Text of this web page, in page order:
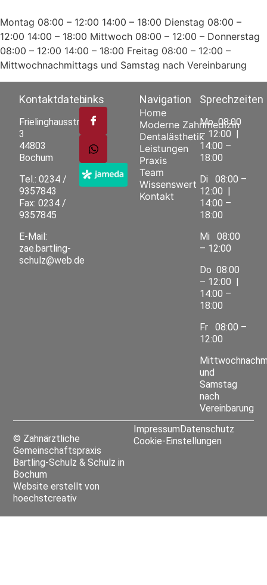
Montag 08:00 – 12:00 14:00 – 18:00 Dienstag 08:00 –
12:00 14:00 – 18:00 Mittwoch 08:00 – 12:00 – Donnerstag
08:00 – 12:00 14:00 – 18:00 Freitag 08:00 – 12:00 –
Mittwochnachmittags und Samstag nach Vereinbarung
Kontaktdaten
Frielinghausstrasse
3
44803
Bochum
Tel.: 0234 /
9357843
Fax: 0234 /
9357845
E-Mail:
zae.bartling-
schulz@web.de
Links Navigation
Home
Moderne Zahnmedizin
Dentalästhetik
Leistungen
Praxis
Team
Wissenswert
Kontakt
Sprechzeiten
Mo08:00
– 12:00 |
14:00 –
18:00
Di 08:00 –
12:00 |
14:00 –
18:00
Mi 08:00
– 12:00
Do 08:00
– 12:00 |
14:00 –
18:00
Fr 08:00 –
12:00
und
Samstag
nach
Vereinbarung
© Zahnärztliche
Gemeinschaftspraxis
Bartling-Schulz & Schulz in
Bochum
Website erstellt von
hoechstcreativ
ImpressumDatenschutz
Cookie-Einstellungen